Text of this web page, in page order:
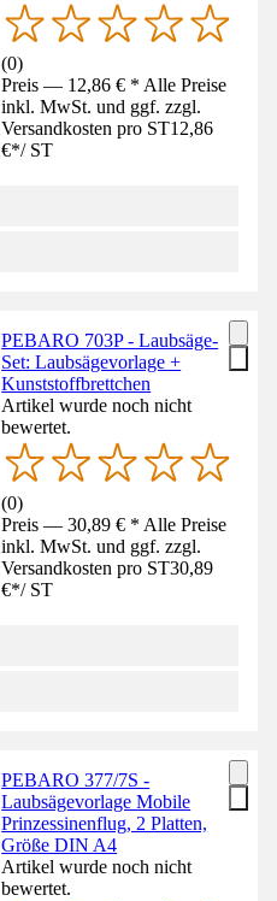
(0)
Preis — 12,86 € * Alle Preise
inkl. MwSt. und ggf. zzgl.
Versandkosten pro ST12,86
€*/ ST
PEBARO 703P - Laubsäge-
Set: Laubsägevorlage +
Kunststoffbrettchen
Artikel wurde noch nicht
bewertet.
(0)
Preis — 30,89 € * Alle Preise
inkl. MwSt. und ggf. zzgl.
Versandkosten pro ST30,89
€*/ ST
PEBARO 377/7S -
Laubsägevorlage Mobile
Prinzessinenflug, 2 Platten,
Größe DIN A4
Artikel wurde noch nicht
bewertet.